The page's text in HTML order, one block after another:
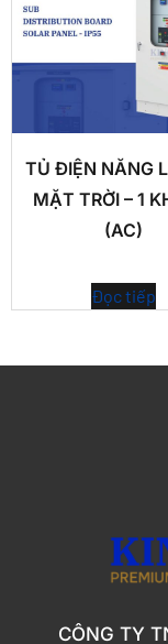
TỦ ĐIỆN NĂNG
MẶT TRỜI – 1
(AC)
Đọc tiếp
CÔNG TY